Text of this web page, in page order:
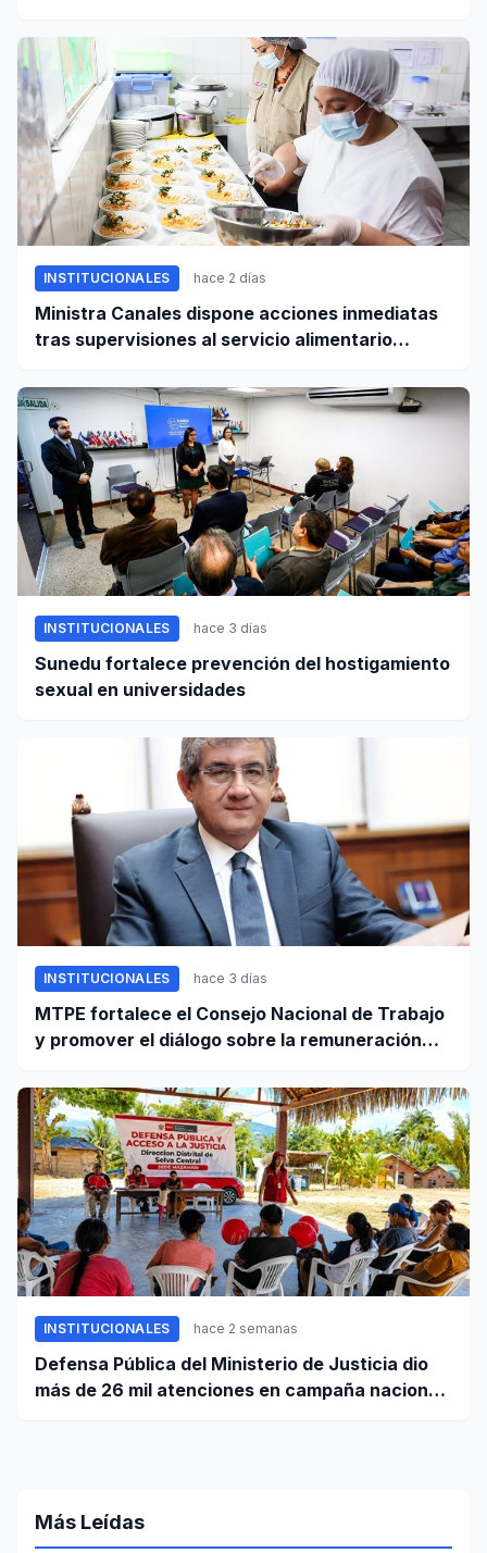
INSTITUCIONALES hace 2 días
Ministra Canales dispone acciones inmediatas
tras supervisiones al servicio alimentario
INSTITUCIONALES hace 3 días
Sunedu fortalece prevención del hostigamiento
sexual en universidades
INSTITUCIONALES hace 3 días
MTPE fortalece el Consejo Nacional de Trabajo
y promover el diálogo sobre la remuneración
INSTITUCIONALES hace 2 semanas
Defensa Pública del Ministerio de Justicia dio
más de 26 mil atenciones en campaña nacional
Más Leídas